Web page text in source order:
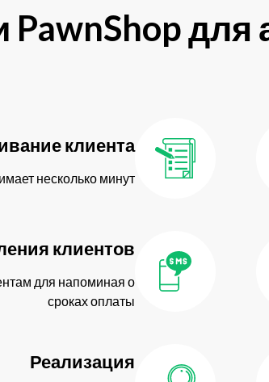
клиента
несколько минут
клиентов
для напоминая о
сроках оплаты
Реализация